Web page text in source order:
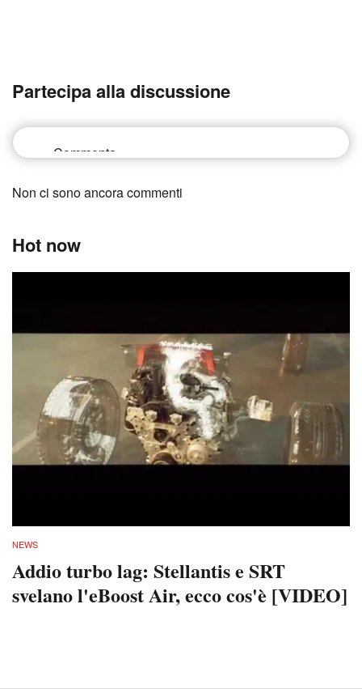
Partecipa alla discussione
Non ci sono ancora commenti
Hot now
NEWS
Addio turbo lag: Stellantis e SRT
svelano l'eBoost Air, ecco cos'è [VIDEO]